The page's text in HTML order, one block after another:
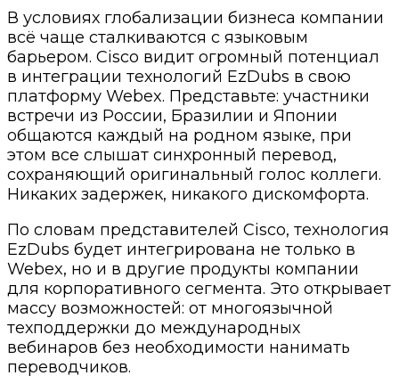
В условиях глобализации бизнеса компании
всё чаще сталкиваются с языковым
барьером. Cisco видит огромный потенциал
в интеграции технологий EzDubs в свою
платформу Webex. Представьте: участники
встречи из России, Бразилии и Японии
общаются каждый на родном языке, при
этом все слышат синхронный перевод,
сохраняющий оригинальный голос коллеги.
Никаких задержек, никакого дискомфорта.
По словам представителей Cisco, технология
EzDubs будет интегрирована не только в
Webex, но и в другие продукты компании
для корпоративного сегмента. Это открывает
массу возможностей: от многоязычной
техподдержки до международных
вебинаров без необходимости нанимать
переводчиков.